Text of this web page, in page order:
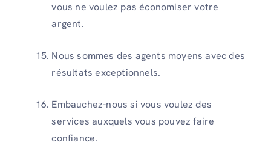
vous ne voulez pas économiser votre
argent.
Nous sommes des agents moyens avec des
résultats exceptionnels.
Embauchez-nous si vous voulez des
services auxquels vous pouvez faire
confiance.